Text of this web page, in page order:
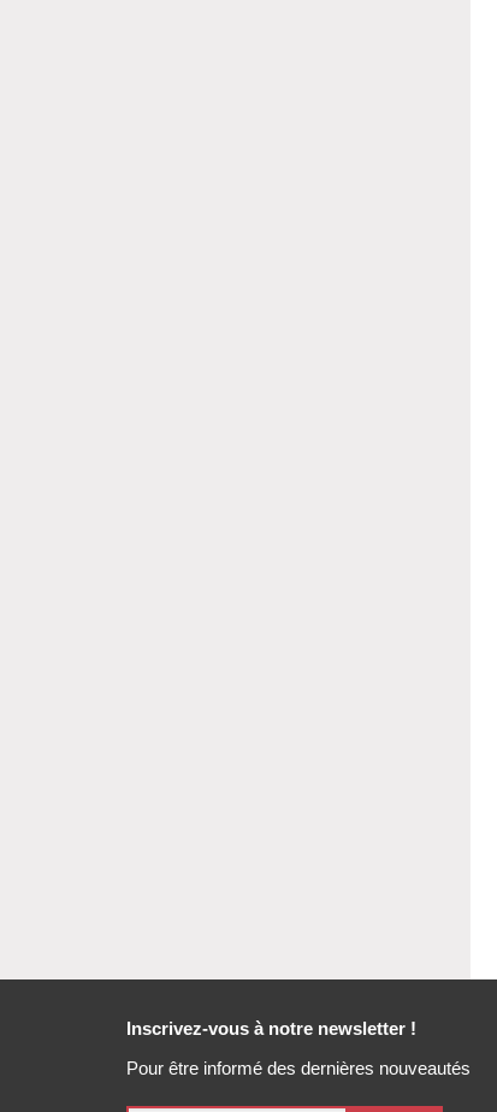
Inscrivez-vous à notre newsletter !
Pour être informé des dernières nouveautés